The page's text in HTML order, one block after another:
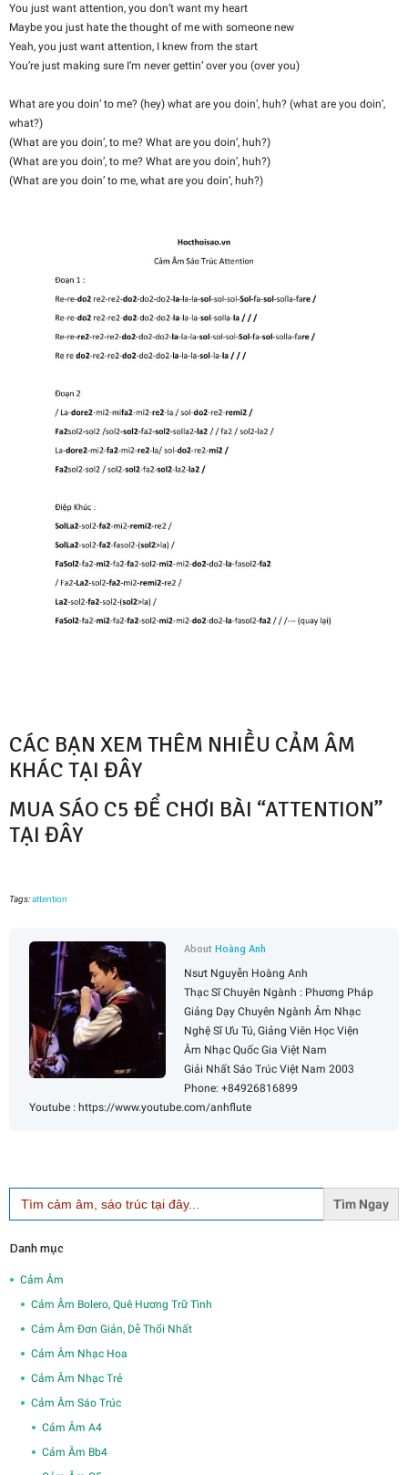
You just want attention, you don’t want my heart
Maybe you just hate the thought of me with someone new
Yeah, you just want attention, I knew from the start
You’re just making sure I’m never gettin’ over you (over you)
What are you doin’ to me? (hey) what are you doin’, huh? (what are you doin’,
what?)
(What are you doin’, to me? What are you doin’, huh?)
(What are you doin’, to me? What are you doin’, huh?)
(What are you doin’ to me, what are you doin’, huh?)
CÁC BẠN XEM THÊM NHIỀU CẢM ÂM
KHÁC TẠI ĐÂY
MUA SÁO C5 ĐỂ CHƠI BÀI “ATTENTION”
TẠI ĐÂY
Tags:attention
AboutHoàng Anh
Nsưt Nguyễn Hoàng Anh
Thạc Sĩ Chuyên Ngành : Phương Pháp
Giảng Dạy Chuyên Ngành Âm Nhạc
Nghệ Sĩ Ưu Tú, Giảng Viên Học Viện
Âm Nhạc Quốc Gia Việt Nam
Giải Nhất Sáo Trúc Việt Nam 2003
Phone: +84926816899
Youtube : https://www.youtube.com/anhflute
Search
for:
Danh mục
Cảm Âm
Cảm Âm Bolero, Quê Hương Trữ Tình
Cảm Âm Đơn Giản, Dễ Thổi Nhất
Cảm Âm Nhạc Hoa
Cảm Âm Nhạc Trẻ
Cảm Âm Sáo Trúc
Cảm Âm A4
Cảm Âm Bb4